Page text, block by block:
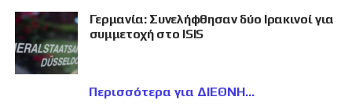
Γερμανία: Συνελήφθησαν δύο Ιρακινοί για
συμμετοχή στο ISIS
Περισσότερα για ΔΙΕΘΝΗ